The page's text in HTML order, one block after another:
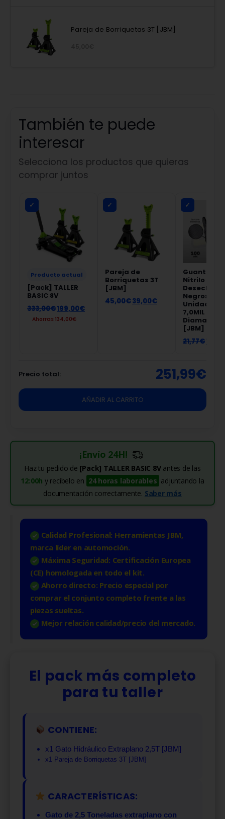
Pareja de Borriquetas 3T [JBM]
También te puede
interesar
Selecciona los productos que quieras
comprar juntos
Producto actual
[Pack] TALLER
BASIC 8V
333,00€199,00€
Ahorras 134,00€
Pareja de
Borriquetas 3T
[JBM]
45,00€39,00€
Guantes de
Nitrilo
Negros 100
Unidades
7,0MIL
[JBM]
21,77€13,99
Precio total: 251,99€
AÑADIR AL CARRITO
¡Envío 24H!
Haz tu pedido de [Pack] TALLER BASIC 8Vantes de las
12:00h y recíbelo en 24 horas laborables adjuntando la
documentación correctamente. Saber más
Calidad Profesional: Herramientas JBM,
marca líder en automoción.
Máxima Seguridad: Certificación Europea
(CE) homologada en todo el kit.
Ahorro directo: Precio especial por
comprar el conjunto completo frente a las
piezas sueltas.
Mejor relación calidad/precio del mercado.
El pack más completo
para tu taller
CONTIENE:
x1 Gato Hidráulico Extraplano 2,5T [JBM]
x1 Pareja de Borriquetas 3T [JBM]
CARACTERÍSTICAS:
Gato de 2,5 Toneladas extraplano con